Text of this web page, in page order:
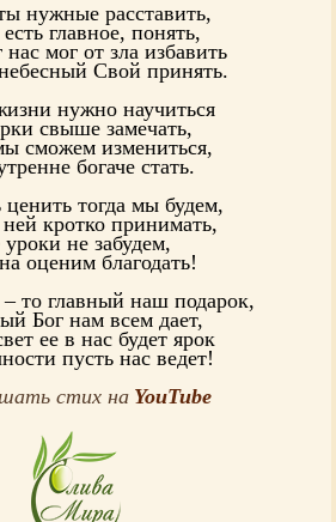
нужные расставить,
главное, понять,
мог от зла избавить
Свой принять.
нужно научиться
свыше замечать,
сможем измениться,
богаче стать.
тогда мы будем,
кротко принимать,
не забудем,
оценим благодать!
то главный наш подарок,
Бог нам всем дает,
ее в нас будет ярок
пусть нас ведет!
стих на YouTube